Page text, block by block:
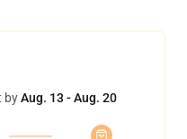
byAug. 13 - Aug. 20